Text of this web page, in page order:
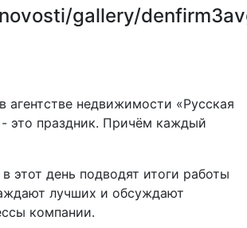
gallery/
недвижимости «Русская
это праздник. Причём каждый
этот день подводят итоги работы
лучших и обсуждают
компании.